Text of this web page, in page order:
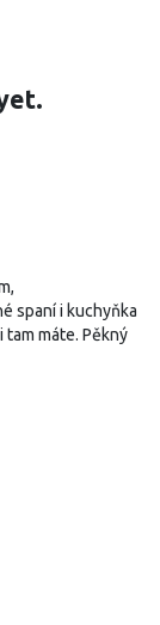
spaní i kuchyňka
máte. Pěkný